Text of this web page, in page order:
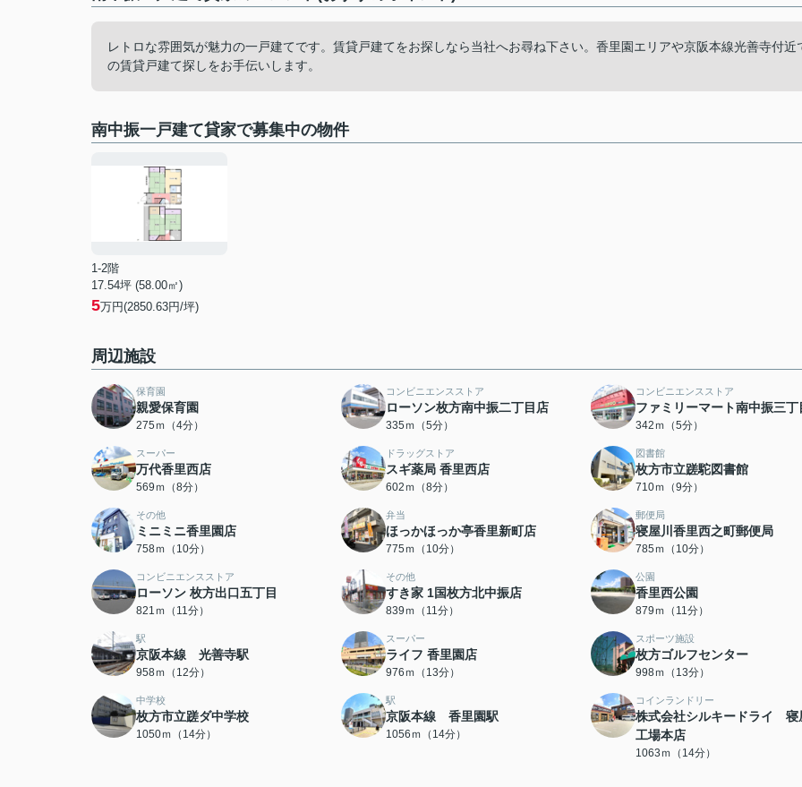
レトロな雰囲気が魅力の一戸建てです。賃貸戸建てをお探しなら当社へお尋ね下さい。香里園エリアや京阪本線光善寺付近
の賃貸戸建て探しをお手伝いします。
南中振一戸建て貸家で募集中の物件
1-2階
17.54坪 (58.00㎡)
5万円(2850.63円/坪)
周辺施設
保育園
親愛保育園
275ｍ（4分）
コンビニエンスストア
ローソン枚方南中振二丁目店
335ｍ（5分）
コンビニエンスストア
ファミリーマート南中振三丁
342ｍ（5分）
スーパー
万代香里西店
569ｍ（8分）
ドラッグストア
スギ薬局 香里西店
602ｍ（8分）
図書館
枚方市立蹉駝図書館
710ｍ（9分）
その他
ミニミニ香里園店
758ｍ（10分）
弁当
ほっかほっか亭香里新町店
775ｍ（10分）
郵便局
寝屋川香里西之町郵便局
785ｍ（10分）
コンビニエンスストア
ローソン 枚方出口五丁目
821ｍ（11分）
その他
すき家 1国枚方北中振店
839ｍ（11分）
公園
香里西公園
879ｍ（11分）
駅
京阪本線 光善寺駅
958ｍ（12分）
スーパー
ライフ 香里園店
976ｍ（13分）
スポーツ施設
枚方ゴルフセンター
998ｍ（13分）
中学校
枚方市立蹉ダ中学校
1050ｍ（14分）
駅
京阪本線 香里園駅
1056ｍ（14分）
コインランドリー
株式会社シルキードライ 寝
工場本店
1063ｍ（14分）